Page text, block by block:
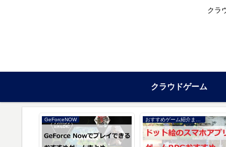
クラ
クラウドゲーム
GeForceNOW おすすめゲーム紹介まとめ